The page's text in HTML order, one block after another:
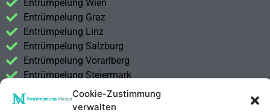
Cookie-Zustimmung
verwalten
Entrümpelung Wien
Entrümpelung Graz
Entrümpelung Linz
Entrümpelung Salzburg
Entrümpelung Vorarlberg
Entrümpelung Steiermark
Kontakt